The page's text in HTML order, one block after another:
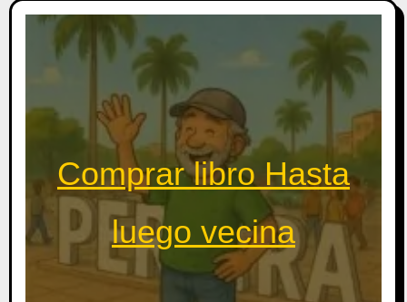
Comprar libro Hasta
luego vecina